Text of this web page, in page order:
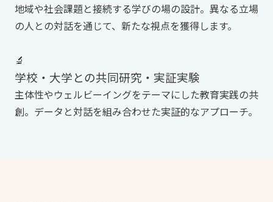
地域や社会課題と接続する学びの場の設計。異なる立場
の人との対話を通じて、新たな視点を獲得します。
🔬
学校・大学との共同研究・実証実験
主体性やウェルビーイングをテーマにした教育実践の共
創。データと対話を組み合わせた実証的なアプローチ。